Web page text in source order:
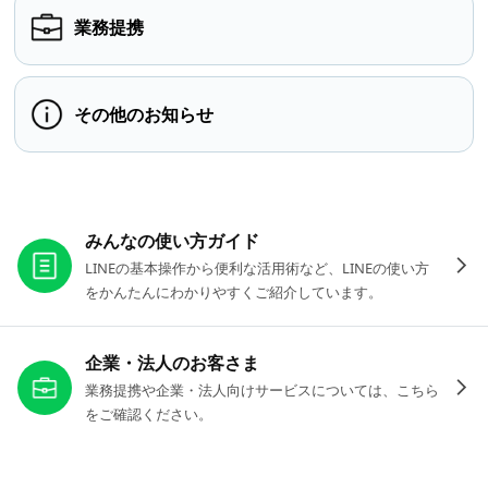
業務提携
その他のお知らせ
みんなの使い方ガイド
LINEの基本操作から便利な活用術など、LINEの使い方
をかんたんにわかりやすくご紹介しています。
企業・法人のお客さま
業務提携や企業・法人向けサービスについては、こちら
をご確認ください。